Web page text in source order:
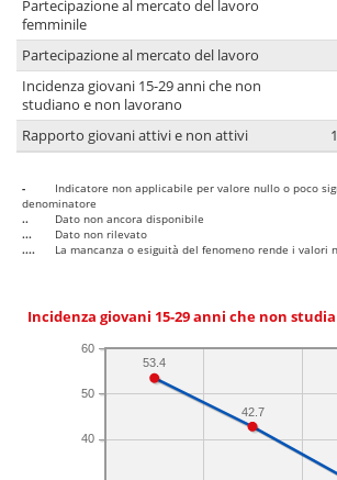
Partecipazione al mercato del lavoro
femminile
Partecipazione al mercato del lavoro
Incidenza giovani 15-29 anni che non
studiano e non lavorano
Rapporto giovani attivi e non attivi
-
Indicatore non applicabile per valore nullo o poco
denominatore
..
Dato non ancora disponibile
...
Dato non rilevato
....
La mancanza o esiguità del fenomeno rende i valori
Incidenza giovani 15-29 anni che non
40
50
60
42.7
53.4